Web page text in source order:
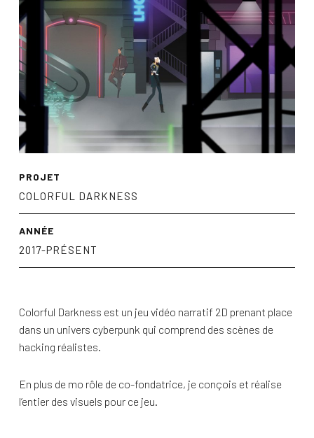
PROJET
COLORFUL DARKNESS
ANNÉE
2017-PRÉSENT
Colorful Darkness est un jeu vidéo narratif 2D prenant place
dans un univers cyberpunk qui comprend des scènes de
hacking réalistes.
En plus de mo rôle de co-fondatrice, je conçois et réalise
l’entier des visuels pour ce jeu.